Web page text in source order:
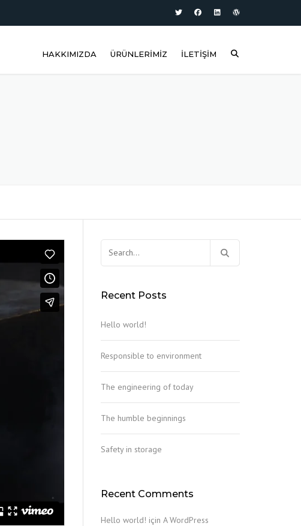
HAKKIMIZDA ÜRÜNLERIMIZ İLETIŞIM
Recent Posts
Hello world!
Responsible to environment
The engineering of today
The humble beginnings
Safety in storage
Recent Comments
Hello world! için A WordPress